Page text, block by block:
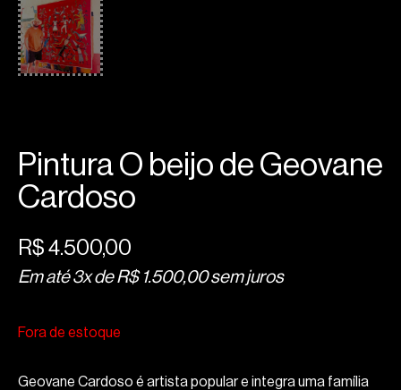
Pintura O beijo de Geovane
Cardoso
R$ 4.500,00
Em até 3x deR$1.500,00sem juros
Fora de estoque
Geovane Cardoso é artista popular e integra uma família